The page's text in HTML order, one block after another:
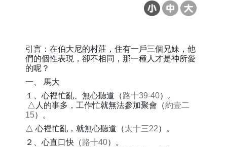
引言：在伯大尼的村莊，住有一戶三個兄妹，他
們的個性表現，卻不相同，那一種人才是神所愛
的呢？
一、 馬大
１、心裡忙亂、無心聽道（路十39-40）。
△人的事多，工作忙就無法參加聚會（約壹二
15）。
△ 心裡忙亂，就無心聽道（太十三22）。
２、心直口快（路十40）。